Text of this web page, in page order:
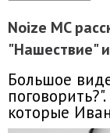
Noize MC
"Нашествие"
Большое
которые